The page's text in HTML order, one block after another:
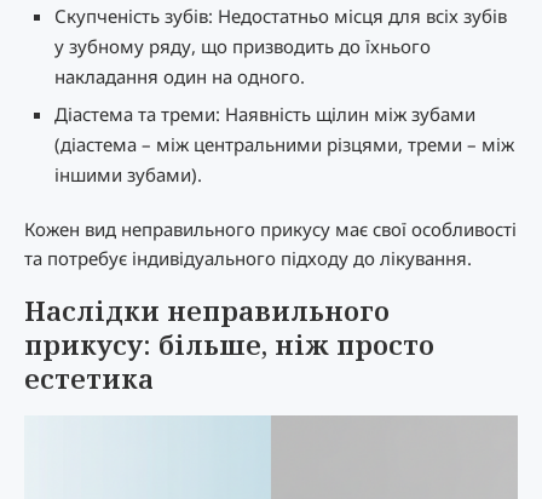
Скупченість зубів: Недостатньо місця для всіх зубів
у зубному ряду, що призводить до їхнього
накладання один на одного.
Діастема та треми: Наявність щілин між зубами
(діастема – між центральними різцями, треми – між
іншими зубами).
Кожен вид неправильного прикусу має свої особливості
та потребує індивідуального підходу до лікування.
Наслідки неправильного
прикусу: більше, ніж просто
естетика